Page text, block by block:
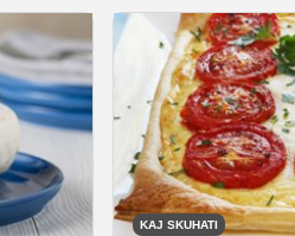
KAJ SKUHATI